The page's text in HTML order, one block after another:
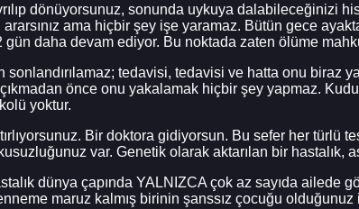
dönüyorsunuz, sonunda uykuya dalabileceğinizi
ararsınız ama hiçbir şey işe yaramaz. Bütün gece
gün daha devam ediyor. Bu noktada zaten ölüme
sonlandırılamaz; tedavisi, tedavisi ve hatta onu biraz
önce onu yakalamak hiçbir şey yapmaz.
yoktur.
Bir doktora gidiyorsun. Bu sefer her türlü
var. Genetik olarak aktarılan bir hastalık,
dünya çapında YALNIZCA çok az sayıda ailede
maruz kalmış birinin şanssız çocuğu olduğunuz